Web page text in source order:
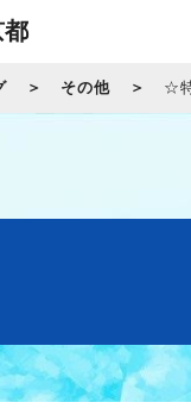
都
その他 ☆